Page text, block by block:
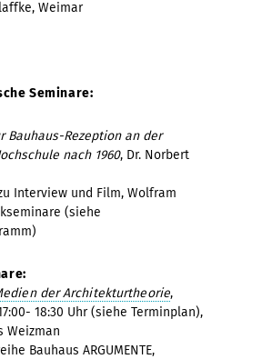
Weimar
Seminare:
Bauhaus-Rezeption an der
nach 1960, Dr. Norbert
Interview und Film, Wolfram
(siehe
der Architekturtheorie,
18:30 Uhr (siehe Terminplan),
Weizman
Bauhaus ARGUMENTE,